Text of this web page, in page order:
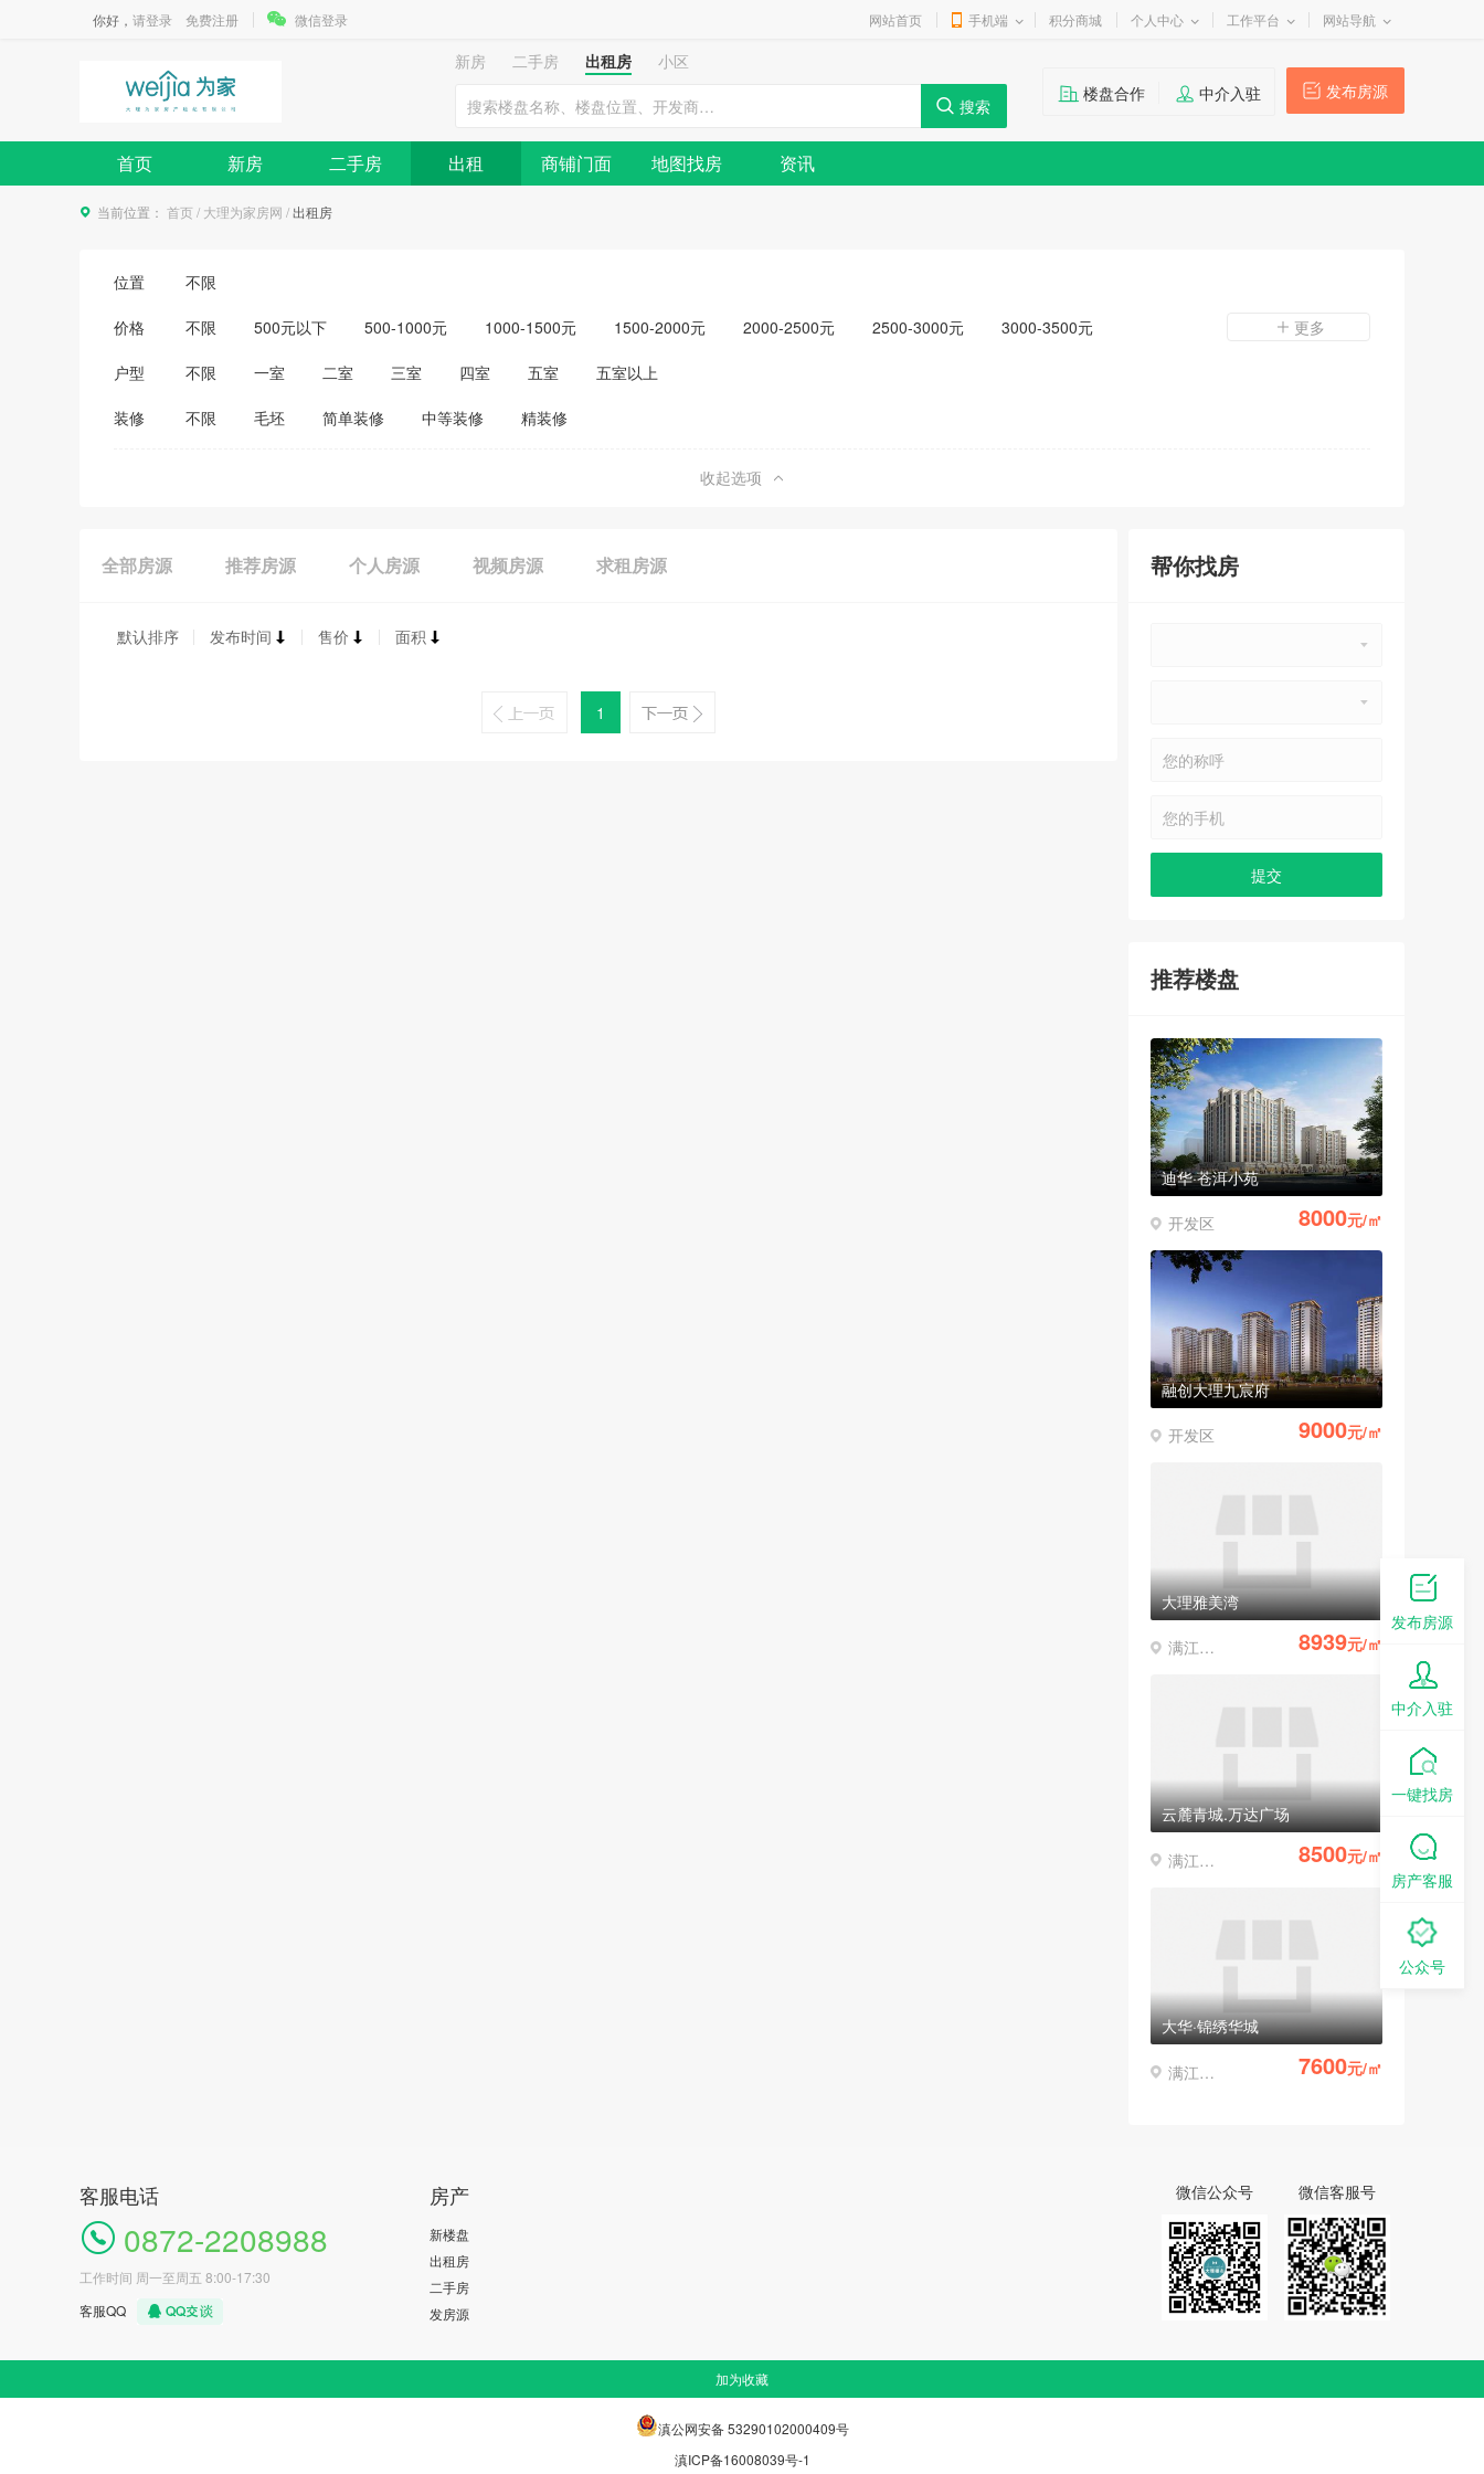
你好， 请登录 免费注册 微信登录 网站首页 手机端 积分商城 个人中心 工作平台 网站导航
新房 二手房 出租房
小区
发布房源
楼盘合作 中介入驻
首页 新房 二手房 出租 商铺门面 地图找房 资讯
当前位置： 首页 / 大理为家房网 /出租房
位置 不限
价格 不限 500元以下 500-1000元 1000-1500元 1500-2000元 2000-2500元 2500-3000元
3000-3500元
3500-4000元
4000-5000元 5000元以上
更多
户型 不限 一室 二室 三室 四室 五室 五室以上
装修 不限 毛坯 简单装修 中等装修 精装修
收起选项
全部房源 推荐房源 个人房源 视频房源 求租房源
默认排序 发布时间 售价 面积
1
帮你找房
推荐楼盘
迪华·苍洱小苑
开发区 8000元/㎡
融创大理九宸府
开发区 9000元/㎡
大理雅美湾
满江凤仪 8939元/㎡
云麓青城.万达广场
满江凤仪 8500元/㎡
大华·锦绣华城
满江凤仪 7600元/㎡
客服电话
0872-2208988
工作时间 周一至周五 8:00-17:30
客服QQ
房产
新楼盘
出租房
二手房
发房源
微信公众号 微信客服号
加为收藏
滇公网安备 53290102000409号
滇ICP备16008039号-1
发布房源
中介入驻
一键找房
房产客服
公众号